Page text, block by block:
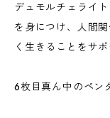
デュモルチェライ
を身につけ、人間
く生きることをサ
6枚目真ん中のペン